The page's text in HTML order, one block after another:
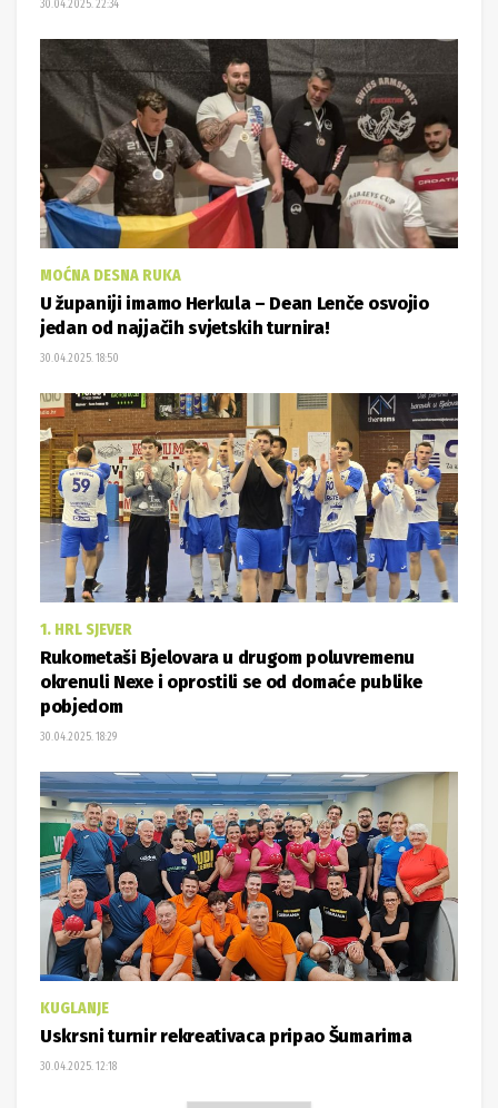
30.04.2025. 22:34
MOĆNA DESNA RUKA
U županiji imamo Herkula – Dean Lenče osvojio
jedan od najjačih svjetskih turnira!
30.04.2025. 18:50
1. HRL SJEVER
Rukometaši Bjelovara u drugom poluvremenu
okrenuli Nexe i oprostili se od domaće publike
pobjedom
30.04.2025. 18:29
KUGLANJE
Uskrsni turnir rekreativaca pripao Šumarima
30.04.2025. 12:18